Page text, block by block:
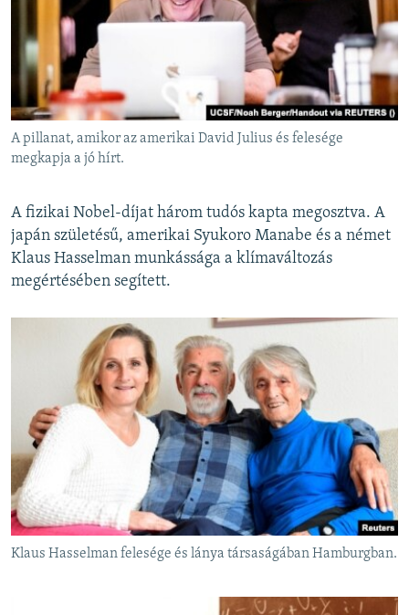
A pillanat, amikor az amerikai David Julius és felesége
megkapja a jó hírt.
A fizikai Nobel-díjat három tudós kapta megosztva. A
japán születésű, amerikai Syukoro Manabe és a német
Klaus Hasselman munkássága a klímaváltozás
megértésében segített.
Klaus Hasselman felesége és lánya társaságában Hamburgban.